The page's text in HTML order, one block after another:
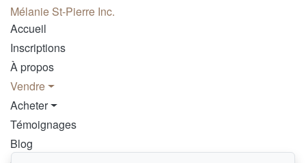
Mélanie St-Pierre Inc.
Accueil
Inscriptions
À propos
Vendre
Acheter
Témoignages
Blog